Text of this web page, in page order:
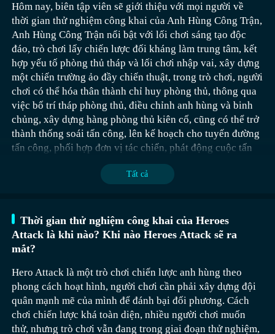
Toriss có vai trò là công nhân xây dựng tường thành
nhưng có thể hỗ trợ tấn công trên chiến trường, tạo ra sự
quấy rối liên tục. Kỹ năng hồi phục máu thông qua ăn
uống giúp anh ta có khả năng tồn tại lâu hơn trên chiến
trường. Khi tấn công xoay tròn, công cụ trong tay trở
thành vũ khí chết người, gây sát thương diện rộng cho kẻ
địch xung quanh. Tháp tạm thời được xây dựng ngay lập
tức như một điểm phòng thủ tạm, cung cấp hỏa lực từ xa
ổn định. Sau khi phá hủy tháp, kỹ năng tấn công từ trên
hợp tác với bạn bè để vượt qua những thử thách khó
khăn, điều này là điều mà nhiều trò chơi di động dựa trên
IP Ultraman khác không có. Cơ chế chiến đấu của nó
cũng khá cứng cáp, với các yếu tố như bay lên, né tránh,
phá vỡ sức đề kháng, hợp thể, phối hợp với kỹ năng hỗ
trợ và hệ thống combo.
Về câu hỏi về thời gian thử nghiệm thứ hai của Siêu Anh
Hùng Ultraman, thông tin dừng lại ở đây. Trò chơi sẽ
không có đợt thử nghiệm nội bộ tiếp theo, ngày 29 tháng
7 là ngày chính thức ra mắt. Mọi người hãy nhanh tay đặt
trước qua ứng dụng 9game! Siêu Anh Hùng Ultraman
không chỉ là một trò chơi đánh đấm đòi hỏi cả kỹ năng
điều khiển lẫn chiến thuật, mà còn là một cuộc phiêu lưu
đầy nhiệt huyết giúp bạn trở về với ký ức tuổi thơ.
thêm trải nghiệm trò chơi, đồng thời nâng cấp cấp độ
nhân vật, nhận được nhiều phần thưởng hơn.
tinh xảo, trong quá trình trải nghiệm, chỉ cần hoàn thành
nhiệm vụ cụ thể và chiến đấu, có thể giúp mình thúc đẩy
phát triển cốt truyện, khi sử dụng, người chơi nhất định
phải phối hợp nhân vật một cách hợp lý, mỗi nhân vật sẽ
có thuộc tính và kỹ năng tương ứng, cần phải phối hợp
một cách hợp lý mới có thể phát huy sức mạnh chiến đấu
mạnh nhất, trò chơi sở hữu lõi chơi là việc đẩy bản đồ, kết
hợp với câu chuyện du hành thời gian, trải nghiệm cảnh
Khi vào trò chơi, người chơi sẽ đến một thế giới tồn tại
nhiều thế lực mafia. Nhân vật mà người chơi đóng vai
không còn là hình tượng yếu đuối thông thường, và mối
phải đấu tranh vì gia đình và các thế lực khác. Trong quá
trình xoay sở với các vấn đề, người chơi sẽ gặp gỡ vài
nhân vật nam, mỗi nhân vật đều có thiết kế nổi bật cùng
nhân vật nam theo cách và góc nhìn độc đáo hơn.
Đầu tiên, người chơi cần mở balo chiến thuật, sau đó kéo
dấu ấn hỗ trợ từ balo vào bánh xe điều khiển. Khi người
chơi vào giao diện chiến đấu, chỉ cần mở bánh xe và nhấn
vào dấu 印错了，让我继续完成翻译：
Đầu tiên, người chơi cần mở ba lô chiến thuật, sau đó kéo
dấu ấn hỗ trợ từ ba lô vào bánh xe điều khiển. Khi người
chơi vào giao diện chiến đấu, chỉ cần mở bánh xe và nhấn
vào dấu ấn, ngay lập tức sẽ triệu hồi một đồng đội để
cùng tham gia chiến đấu. Trong thời gian dấu ấn tồn tại,
đơn vị hỗ trợ sẽ liên tục giúp người chơi tấn công hoặc
Hôm nay, biên tập viên sẽ giới thiệu với mọi người về
thời gian thử nghiệm công khai của Anh Hùng Công Trận,
Anh Hùng Công Trận nổi bật với lối chơi sáng tạo độc
đáo, trò chơi lấy chiến lược đối kháng làm trung tâm, kết
hợp yếu tố phòng thủ tháp và lối chơi nhập vai, xây dựng
một chiến trường ảo đầy chiến thuật, trong trò chơi, người
chơi có thể hóa thân thành chỉ huy phòng thủ, thông qua
việc bố trí tháp phòng thủ, điều chỉnh anh hùng và binh
chủng, xây dựng hàng phòng thủ kiên cố, cũng có thể trở
thành thống soái tấn công, lên kế hoạch cho tuyến đường
tấn công, phối hợp đơn vị tác chiến, phát động cuộc tấn
công mạnh mẽ vào căn cứ địch, tiếp theo hãy cùng biên
Tất cả
Thời gian thử nghiệm công khai của Heroes
Attack là khi nào? Khi nào Heroes Attack sẽ ra
mắt?
Hero Attack là một trò chơi chiến lược anh hùng theo
phong cách hoạt hình, người chơi cần phải xây dựng đội
quân mạnh mẽ của mình để đánh bại đối phương. Cách
chơi chiến lược khá toàn diện, nhiều người chơi muốn
thử, nhưng trò chơi vẫn đang trong giai đoạn thử nghiệm,